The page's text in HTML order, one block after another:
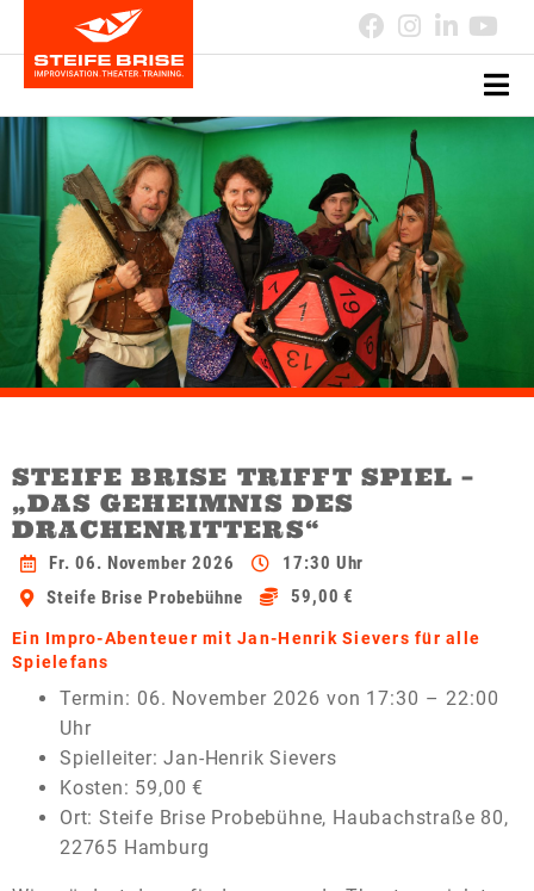
STEIFE BRISE TRIFFT SPIEL –
„DAS GEHEIMNIS DES
DRACHENRITTERS“
Fr. 06. November 2026
17:30 Uhr
Steife Brise Probebühne
59,00 €
Ein Impro-Abenteuer mit Jan-Henrik Sievers für alle
Spielefans
Termin: 06. November 2026 von 17:30 – 22:00
Uhr
Spielleiter: Jan-Henrik Sievers
Kosten: 59,00 €
Ort: Steife Brise Probebühne, Haubachstraße 80,
22765 Hamburg